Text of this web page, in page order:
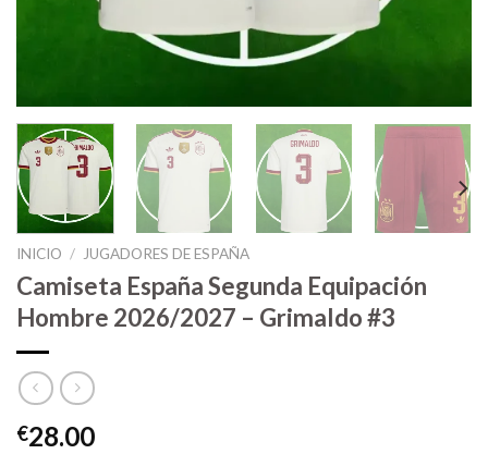
INICIO / JUGADORES DE ESPAÑA
Camiseta España Segunda Equipación
Hombre 2026/2027 – Grimaldo #3
€28.00